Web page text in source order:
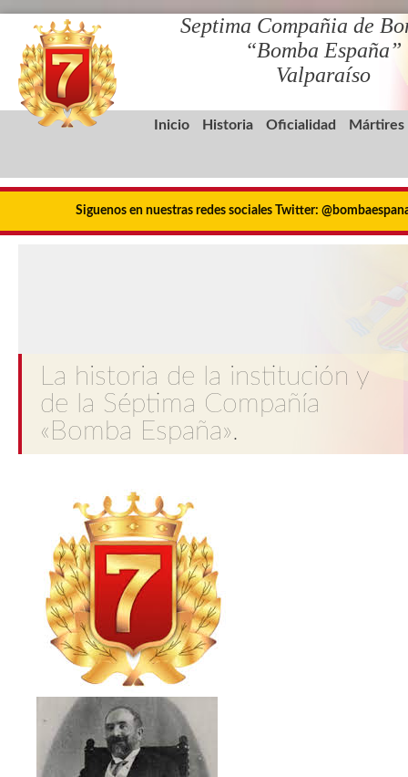
Septima Compañia de
“Bomba España”
Valparaíso
Inicio Historia Oficialidad Mártires
Siguenos en nuestras redes sociales Twitter:
La historia de la institución y
de la Séptima Compañía
«Bomba España».